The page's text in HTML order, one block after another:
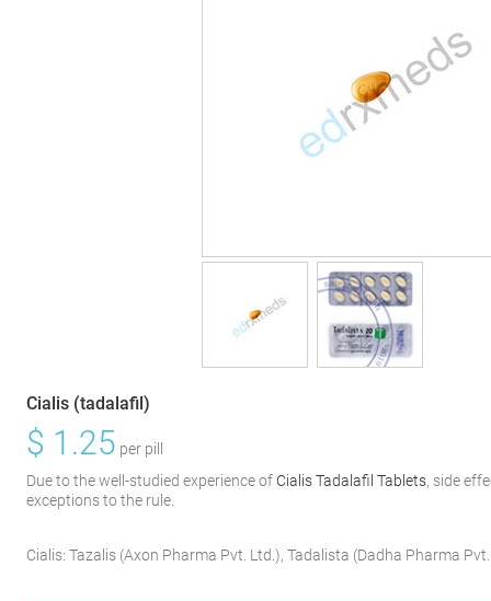
Cialis (tadalafil)
$ 1.25 per pill
Due to the well-studied experience of Cialis Tadalafil Tablets, side
exceptions to the rule.
Cialis:Tazalis (Axon Pharma Pvt. Ltd.),Tadalista (Dadha Pharma